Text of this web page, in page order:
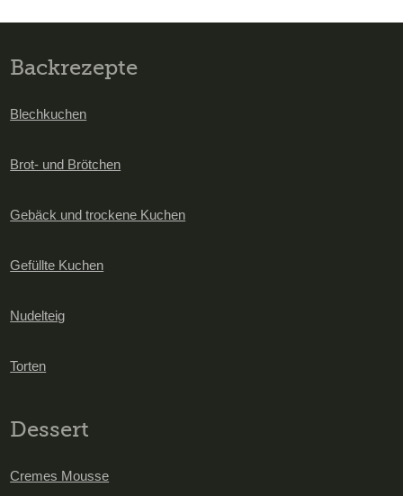
Backrezepte
Blechkuchen
Brot- und Brötchen
Gebäck und trockene Kuchen
Gefüllte Kuchen
Nudelteig
Torten
Dessert
Cremes Mousse